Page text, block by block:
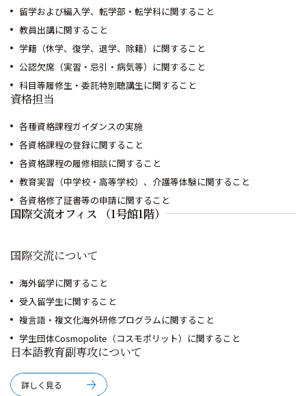
留学および編入学、転学部・転学科に関すること
教員出講に関すること
学籍（休学、復学、退学、除籍）に関すること
公認欠席（実習・忌引・病気等）に関すること
科目等履修生・委託特別聴講生に関すること
資格担当
各種資格課程ガイダンスの実施
各資格課程の登録に関すること
各資格課程の履修相談に関すること
教育実習（中学校・高等学校）、介護等体験に関すること
各資格修了証書等の申請に関すること
国際交流オフィス （1号館1階）
国際交流について
海外留学に関すること
受入留学生に関すること
複言語・複文化海外研修プログラムに関すること
学生団体Cosmopolite（コスモポリット）に関すること
日本語教育副専攻について
詳しく見る